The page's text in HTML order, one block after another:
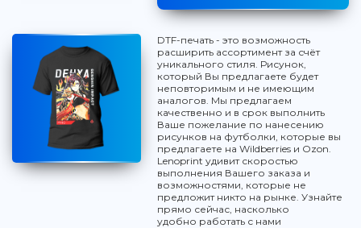
DTF-печать - это возможность
расширить ассортимент за счёт
уникального стиля. Рисунок,
который Вы предлагаете будет
неповторимым и не имеющим
аналогов. Мы предлагаем
качественно и в срок выполнить
Ваше пожелание по нанесению
рисунков на футболки, которые вы
предлагаете на Wildberries и Ozon.
Lenoprint удивит скоростью
выполнения Вашего заказа и
возможностями, которые не
предложит никто на рынке. Узнайте
прямо сейчас, насколько
удобно работать с нами